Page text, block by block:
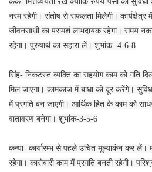
नरम रहेगी। संतोष से सफलता मिलेगी। कार्यक्षेत्र में
जीवनसाथी का परामर्श लाभदायक रहेगा। समय
रहेगा। पुरुषार्थ का सहारा लें। शुभांक -4-6-8
सिंह- निकटस्त व्यक्ति का सहयोग काम को गति
मिल जाएगा। कामकाज में बाधा को दूर करेंगे।
में प्रगति बन जाएगी। आर्थिक हित के काम को
वातावरण बनेगा। शुभांक-3-5-6
कन्या- कार्यारम्भ से पहले उचित मूल्याकंन कर लें।
रहेगा। कारोबारी काम में प्रगति बनती रहेगी।